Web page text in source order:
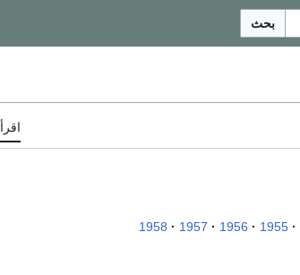
بحث
اقرأ
1955
1956
1957
1958